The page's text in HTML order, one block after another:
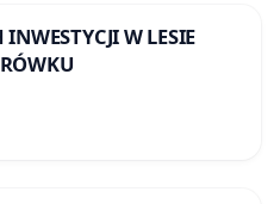
W LESIE